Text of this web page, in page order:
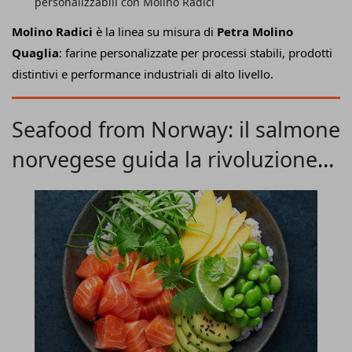
Molino Radici è la linea su misura di Petra Molino
Quaglia: farine personalizzate per processi stabili, prodotti
distintivi e performance industriali di alto livello.
Seafood from Norway: il salmone
norvegese guida la rivoluzione
healthy food